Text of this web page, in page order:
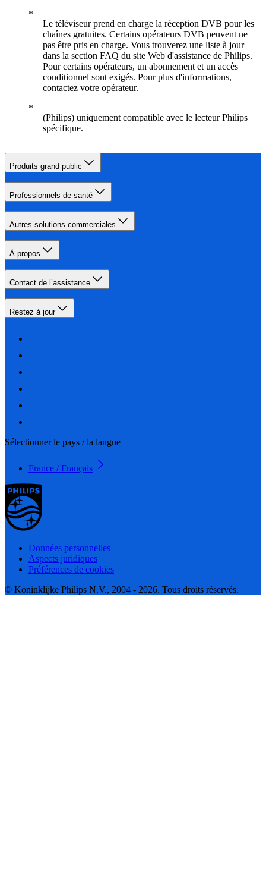
Le téléviseur prend en charge la réception DVB pour les
chaînes gratuites. Certains opérateurs DVB peuvent ne
pas être pris en charge. Vous trouverez une liste à jour
dans la section FAQ du site Web d'assistance de Philips.
Pour certains opérateurs, un abonnement et un accès
conditionnel sont exigés. Pour plus d'informations,
contactez votre opérateur.
(Philips) uniquement compatible avec le lecteur Philips
spécifique.
Produits grand public
Professionnels de santé
Autres solutions commerciales
À propos
Contact de l’assistance
Restez à jour
Sélectionner le pays / la langue
France / Français
Données personnelles
Aspects juridiques
Préférences de cookies
© Koninklijke Philips N.V., 2004 - 2026. Tous droits réservés.